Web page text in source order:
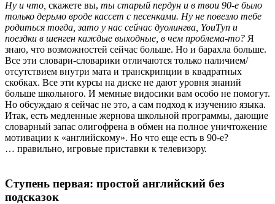
Ну и что, скажете вы, ты старый пердун и в твои 90-е было
только дерьмо вроде кассет с песенками. Ну не повезло тебе
родиться тогда, зато у нас сейчас дуолингва, YouТуп и
поездки в шенген каждые выходные, в чем проблема-то? Я
знаю, что возможностей сейчас больше. Но и барахла больше.
Все эти словари-словарики отличаются только наличием/
отсутствием внутри мата и транскрипции в квадратных
скобках. Все эти курсы на диске не дают уровня знаний
больше школьного. И мемные видосики вам особо не помогут.
Но обсуждаю я сейчас не это, а сам подход к изучению языка.
Итак, есть медленные жернова школьной программы, дающие
словарный запас олигофрена в обмен на полное уничтожение
мотивации к «английскому». Но что еще есть в 90-е?
… правильно, игровые приставки к телевизору.
Ступень первая: простой английский без
подсказок